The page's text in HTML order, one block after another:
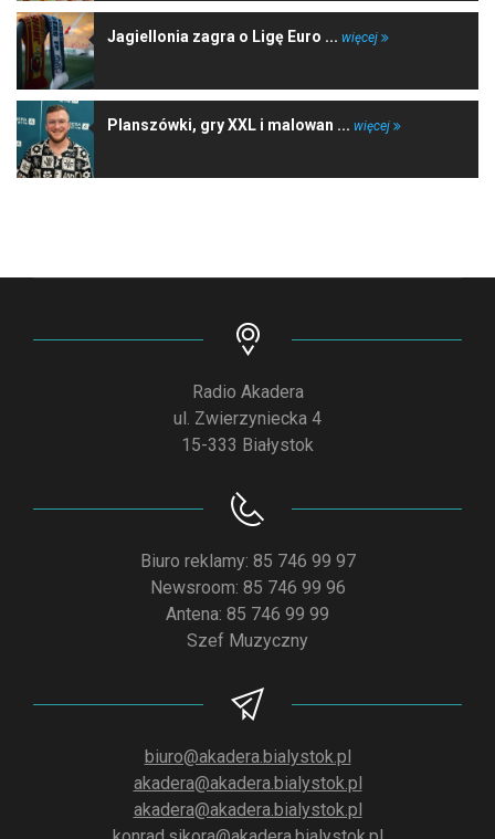
Jagiellonia zagra o Ligę Euro ... więcej
Planszówki, gry XXL i malowan ... więcej
Radio Akadera
ul. Zwierzyniecka 4
15-333 Białystok
Biuro reklamy: 85 746 99 97
Newsroom: 85 746 99 96
Antena: 85 746 99 99
Szef Muzyczny
biuro@akadera.bialystok.pl
akadera@akadera.bialystok.pl
akadera@akadera.bialystok.pl